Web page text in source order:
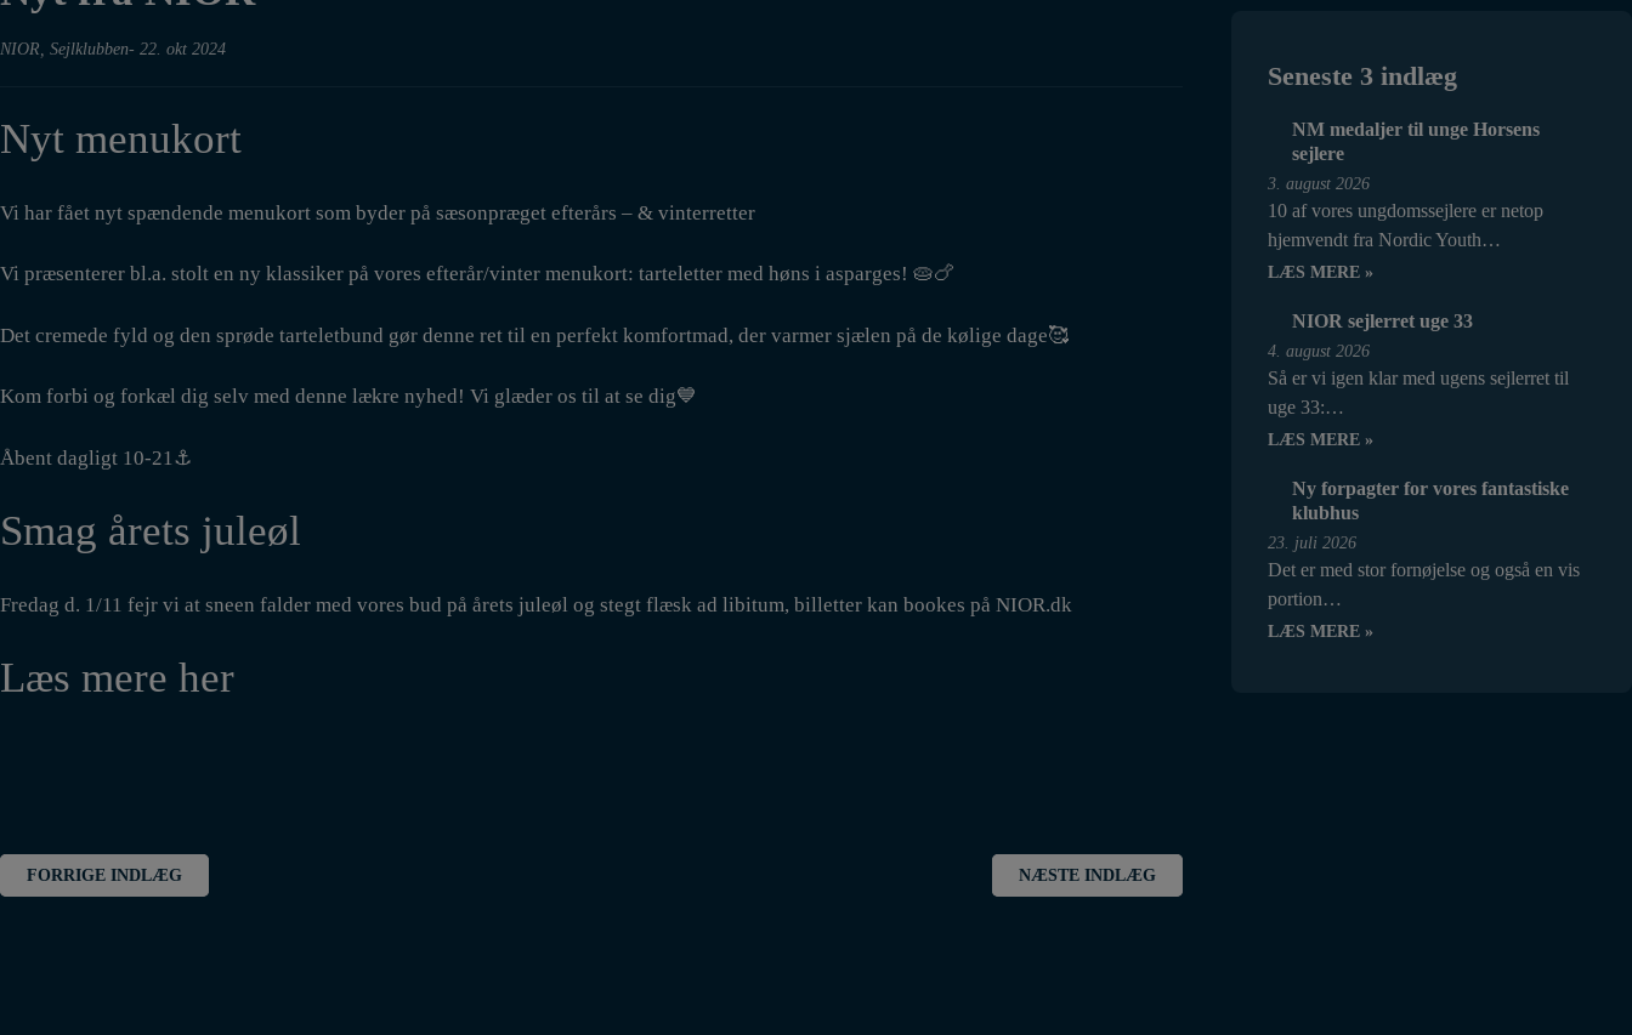
NIOR, Sejlklubben 22. okt 2024
Nyt menukort
Vi har fået nyt spændende menukort som byder på sæsonpræget efterårs – & vinterretter
Vi præsenterer bl.a. stolt en ny klassiker på vores efterår/vinter menukort: tarteletter med høns i asparges! 🥧🍗
Det cremede fyld og den sprøde tarteletbund gør denne ret til en perfekt komfortmad, der varmer sjælen på de kølige dage🥰
Kom forbi og forkæl dig selv med denne lækre nyhed! Vi glæder os til at se dig💙
Åbent dagligt 10-21⚓️
Smag årets juleøl
Fredag d. 1/11 fejr vi at sneen falder med vores bud på årets juleøl og stegt flæsk ad libitum, billetter kan bookes på NIOR.dk
Læs mere her
Indlægsnavigation
FORRIGE INDLÆG NÆSTE INDLÆG
Seneste 3 indlæg
NM medaljer til unge Horsens
sejlere
3. august 2026
10 af vores ungdomssejlere er netop
hjemvendt fra Nordic Youth…
LÆS MERE »
NIOR sejlerret uge 33
4. august 2026
Så er vi igen klar med ugens sejlerret til
uge 33:…
LÆS MERE »
Ny forpagter for vores fantastiske
klubhus
23. juli 2026
Det er med stor fornøjelse og også en vis
portion…
LÆS MERE »